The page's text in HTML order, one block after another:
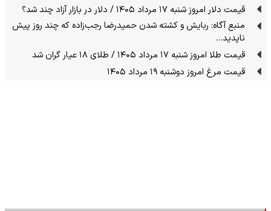
قیمت دلار امروز شنبه ۱۷ مرداد ۱۴۰۵ / دلار در بازار آزاد چند شد؟
منبع آگاه: ربایش و کشته شدن حمیدرضا رجب‌زاده که چند روز پیش
ناپدید…
قیمت طلا امروز شنبه ۱۷ مرداد ۱۴۰۵ / طلای ۱۸ عیار گران شد
قیمت مرغ امروز دوشنبه ۱۹ مرداد ۱۴۰۵